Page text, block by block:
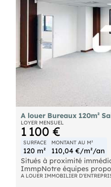
A louer Bureaux 120m²
LOYER MENSUEL
1 100 €
SURFACE
120 m²
MONTANT AU M²
110,04 €/m²/an
Situés à proximité
ImmpNotre équipes
bureaux d'environ 120 m²
A LOUER IMMOBILIER